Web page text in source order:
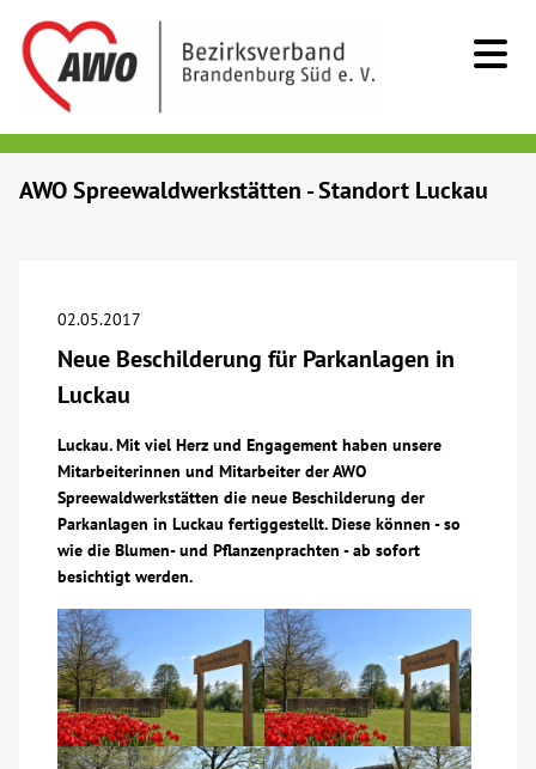
Beratung & Hilfe
Begegnung
Bildung
Über uns
Veranstaltungen
Spenden
AWO Spreewaldwerkstätten - Standort Luckau
02.05.2017
Neue Beschilderung für Parkanlagen in
Luckau
Luckau. Mit viel Herz und Engagement haben unsere
Mitarbeiterinnen und Mitarbeiter der AWO
Spreewaldwerkstätten die neue Beschilderung der
Parkanlagen in Luckau fertiggestellt. Diese können - so
wie die Blumen- und Pflanzenprachten - ab sofort
besichtigt werden.